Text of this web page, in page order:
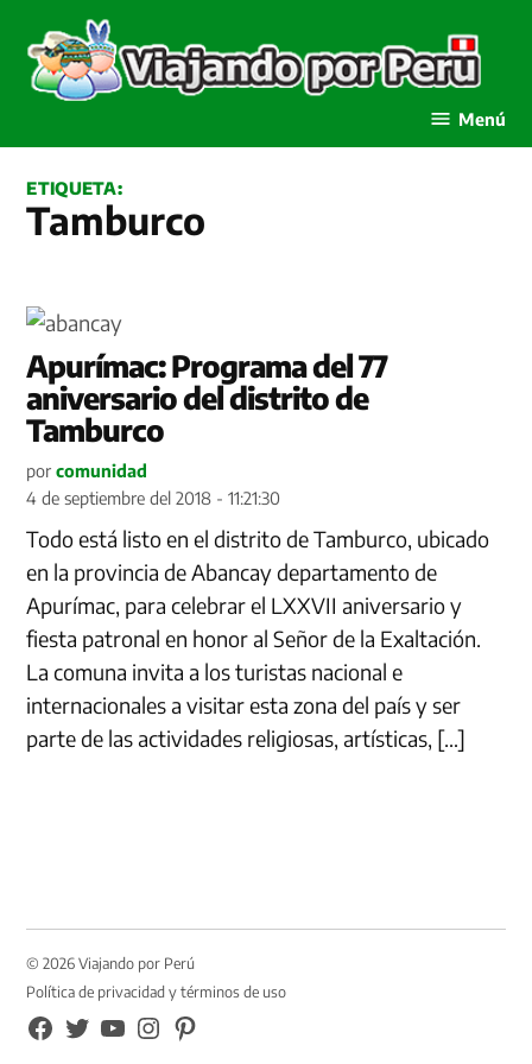
contenido
Menú
ETIQUETA:
Tamburco
Apurímac: Programa del 77
aniversario del distrito de
Tamburco
por comunidad
4 de septiembre del 2018 - 11:21:30
Todo está listo en el distrito de Tamburco, ubicado
en la provincia de Abancay departamento de
Apurímac, para celebrar el LXXVII aniversario y
fiesta patronal en honor al Señor de la Exaltación.
La comuna invita a los turistas nacional e
internacionales a visitar esta zona del país y ser
parte de las actividades religiosas, artísticas, […]
© 2026 Viajando por Perú
Política de privacidad y términos de uso
FB
TW YouTubeInstagramPinterest